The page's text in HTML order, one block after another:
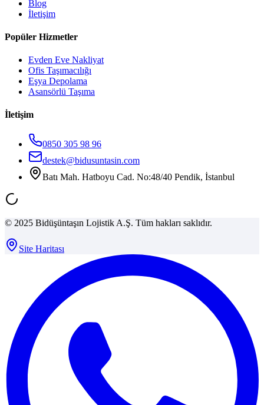
Blog
İletişim
Popüler Hizmetler
Evden Eve Nakliyat
Ofis Taşımacılığı
Eşya Depolama
Asansörlü Taşıma
İletişim
0850 305 98 96
destek@bidusuntasin.com
Batı Mah. Hatboyu Cad. No:48/40 Pendik, İstanbul
© 2025 Bidüşüntaşın Lojistik A.Ş. Tüm hakları saklıdır.
Site Haritası